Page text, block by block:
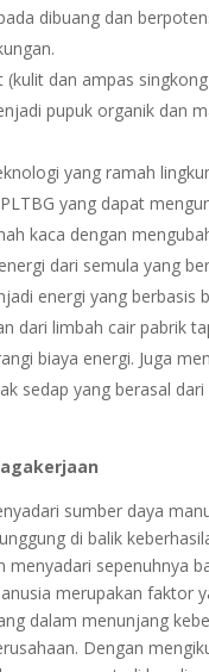
dibuang dan
(kulit dan ampas
pupuk organik dan
yang ramah
yang dapat
kaca dengan
dari semula yang
energi yang berbasis
dari limbah cair pabrik
biaya energi. Juga
sedap yang berasal dari
sumber daya
di balik
menyadari sepenuhnya
merupakan faktor
dalam menunjang
Dengan